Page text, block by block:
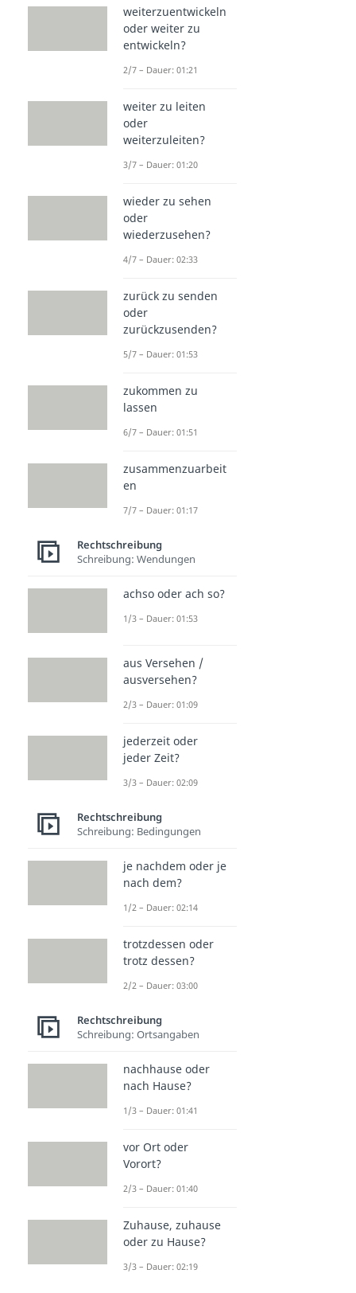
weiterzuentwickeln
oder weiter zu
entwickeln?
2/7 – Dauer: 01:21
weiter zu leiten
oder
weiterzuleiten?
3/7 – Dauer: 01:20
wieder zu sehen
oder
wiederzusehen?
4/7 – Dauer: 02:33
zurück zu senden
oder
zurückzusenden?
5/7 – Dauer: 01:53
zukommen zu
lassen
6/7 – Dauer: 01:51
zusammenzuarbeit
en
7/7 – Dauer: 01:17
Rechtschreibung
Schreibung: Wendungen
achso oder ach so?
1/3 – Dauer: 01:53
aus Versehen /
ausversehen?
2/3 – Dauer: 01:09
jederzeit oder
jeder Zeit?
3/3 – Dauer: 02:09
Rechtschreibung
Schreibung: Bedingungen
je nachdem oder je
nach dem?
1/2 – Dauer: 02:14
trotzdessen oder
trotz dessen?
2/2 – Dauer: 03:00
Rechtschreibung
Schreibung: Ortsangaben
nachhause oder
nach Hause?
1/3 – Dauer: 01:41
vor Ort oder
Vorort?
2/3 – Dauer: 01:40
Zuhause, zuhause
oder zu Hause?
3/3 – Dauer: 02:19